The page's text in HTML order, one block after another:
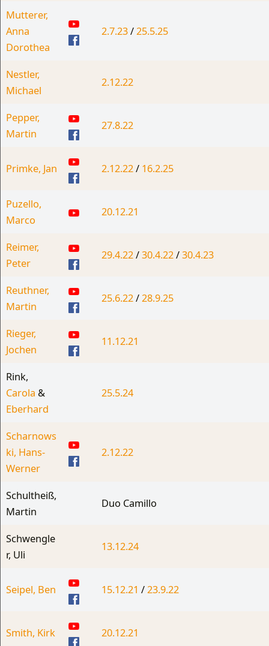
Mutterer,
Anna
Dorothea
2.7.23/25.5.25
Nestler,
Michael
2.12.22
Pepper,
Martin
27.8.22
Primke, Jan 2.12.22/ 16.2.25
Puzello,
Marco
20.12.21
Reimer,
Peter
29.4.22/30.4.22/30.4.23
Reuthner,
Martin
25.6.22/28.9.25
Rieger,
Jochen
11.12.21
Rink,
Carola &
Eberhard
25.5.24
Scharnows
ki, Hans-
Werner
2.12.22
Schultheiß,
Martin
Duo Camillo
Schwengle
r, Uli
13.12.24
Seipel, Ben 15.12.21 /23.9.22
Smith, Kirk 20.12.21